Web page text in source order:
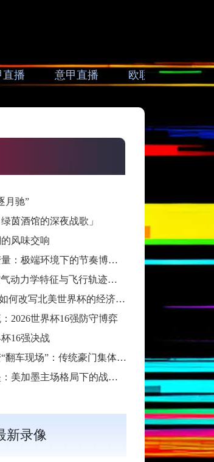
直播 意甲直播 欧联直播
月驰”
茵酒馆的深夜战歌」
风味交响
跨洲附加赛的气候变量：极端环境下的节奏博弈与战术自适应
“高海拔538米足球空气动力学特征与飞行轨迹调控机制——以2026世界杯BBVA球场为实证场景”
扩军首战：1/16决赛如何改写北美世界杯的经济版图
2026世界杯16强防守博弈
16强决战
2026世界杯揭幕战变“翻车现场”：传统豪门集体遇险
大洋洲首破直通壁垒：美加墨主场格局下的战术体系重构
新录像